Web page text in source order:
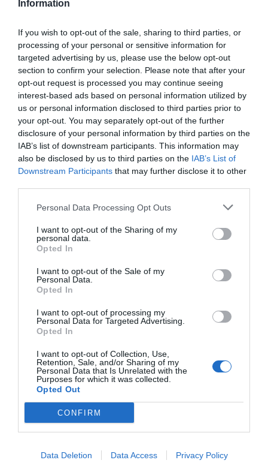
Information
If you wish to opt-out of the sale, sharing to third parties, or
processing of your personal or sensitive information for
targeted advertising by us, please use the below opt-out
section to confirm your selection. Please note that after your
opt-out request is processed you may continue seeing
interest-based ads based on personal information utilized by
us or personal information disclosed to third parties prior to
your opt-out. You may separately opt-out of the further
disclosure of your personal information by third parties on the
IAB’s list of downstream participants. This information may
also be disclosed by us to third parties on the IAB’s List of
Downstream Participants that may further disclose it to other
Personal Data Processing Opt Outs
I want to opt-out of the Sharing of my
personal data.
Opted In
I want to opt-out of the Sale of my
Personal Data.
Opted In
I want to opt-out of processing my
Personal Data for Targeted Advertising.
Opted In
I want to opt-out of Collection, Use,
Retention, Sale, and/or Sharing of my
Personal Data that Is Unrelated with the
Purposes for which it was collected.
Opted Out
CONFIRM
Data Deletion Data Access Privacy Policy
REGÍSTRATE INICIAR SESIÓN
Tags
fotoprotección protección solar
Destacados
de uso humano: seguridad y
28/07/2026
Récord de comunicaciones para el
NOTICIAS Y NOVEDADES Redacción 31/07/2026
La farmacia, un apoyo esencial en
el cuidado infantil
Nueva edición de Kardia Select
para decidir con criterio